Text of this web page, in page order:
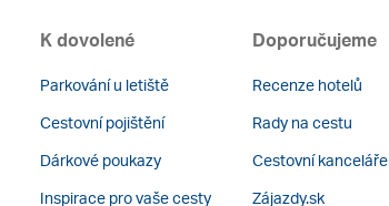
K dovolené
Parkování u letiště
Cestovní pojištění
Dárkové poukazy
Inspirace pro vaše cesty
Doporučujeme
Recenze hotelů
Rady na cestu
Cestovní kanceláře
Zájazdy.sk